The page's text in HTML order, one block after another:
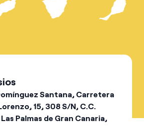
Santana, Carretera
15, 308 S/N, C.C.
Palmas de Gran Canaria,